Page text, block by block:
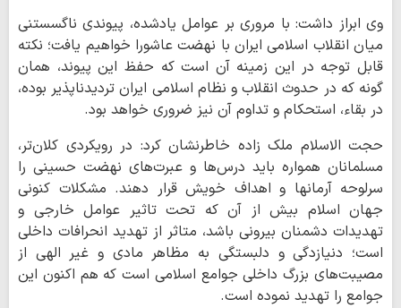
وی ابراز داشت: با مروری بر عوامل یادشده، پیوندی ناگسستنی
میان انقلاب اسلامی ایران با نهضت عاشورا خواهیم یافت؛ نکته
قابل توجه در این زمینه آن است که حفظ این پیوند، همان
گونه که در حدوث انقلاب و نظام اسلامی ایران تردیدناپذیر بوده،
در بقاء، استحکام و تداوم آن نیز ضروری خواهد بود.
حجت الاسلام ملک زاده خاطرنشان کرد: در رویکردی کلان‌تر،
مسلمانان همواره باید درس‌ها و عبرت‌های نهضت حسینی را
سرلوحه آرمانها و اهداف خویش قرار دهند. مشکلات کنونی
جهان اسلام بیش از آن که تحت تاثیر عوامل خارجی و
تهدیدات دشمنان بیرونی باشد، متاثر از تهدید انحرافات داخلی
است؛ دنیازدگی و دلبستگی به مظاهر مادی و غیر الهی از
مصیبت‌های بزرگ داخلی جوامع اسلامی است که هم اکنون این
جوامع را تهدید نموده است.